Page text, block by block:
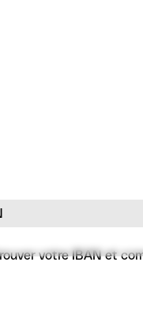
votre IBAN et